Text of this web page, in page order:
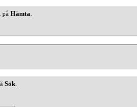
på Hämta
Sök